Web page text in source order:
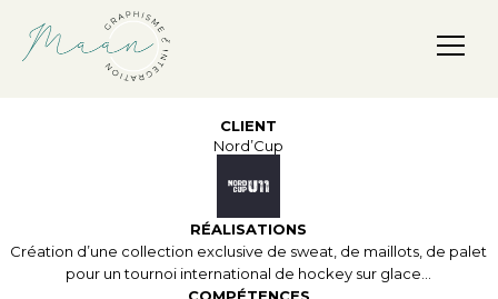
CLIENT
Nord’Cup
RÉALISATIONS
Création d’une collection exclusive de sweat, de maillots, de palet
pour un tournoi international de hockey sur glace…
COMPÉTENCES